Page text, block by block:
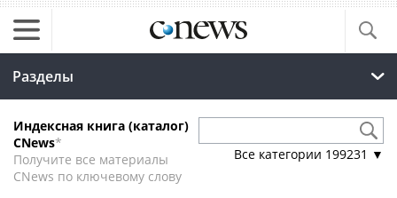
Разделы
Индексная книга (каталог)
CNews*
Получите все материалы
CNews по ключевому слову
Все категории 199231 ▼